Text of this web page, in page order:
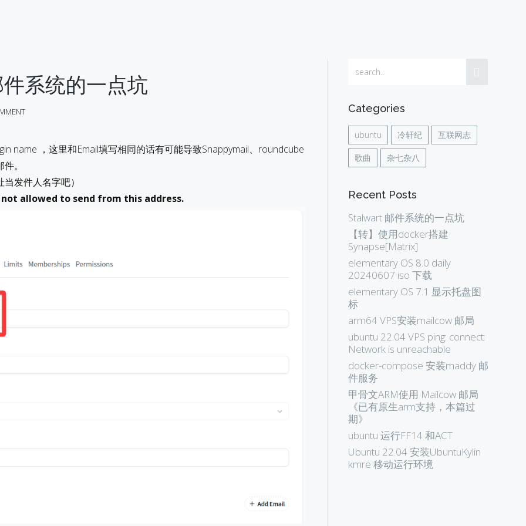
系统的一点坑
name ，这里和Email填写相同的话有可能导致Snappymail、roundcube
。
发件人名字吧）
not allowed to send from this address.
Categories
ubuntu 冷轩纪 互联网志
歌曲 杂七杂八
Recent Posts
Stalwart 邮件系统的一点坑
【转】使用docker搭建
Synapse[Matrix]
elementary OS 8.0 daily
20240607 iso 下载
elementary OS 7.1 显示托盘图
标
arm64 VPS安装mailcow 邮局
ubuntu 22.04 VPS ping: connect:
Network is unreachable
docker-compose 安装maddy 邮
件服务
甲骨文ARM使用 Mailcow 邮局
《已有原生arm支持，本篇过
期》
ubuntu 运行FF14 和ACT
Ubuntu 22.04 安装UbuntuKylin
kmre 移动运行环境